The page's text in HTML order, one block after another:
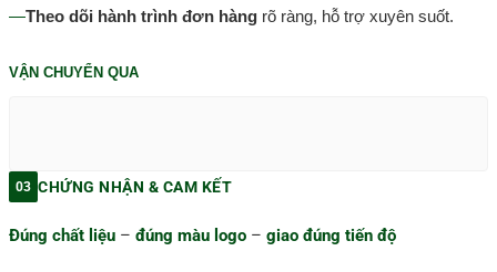
—Theo dõi hành trình đơn hàng rõ ràng, hỗ trợ xuyên suốt.
VẬN CHUYỂN QUA
03 CHỨNG NHẬN & CAM KẾT
Đúng chất liệu – đúng màu logo – giao đúng tiến độ